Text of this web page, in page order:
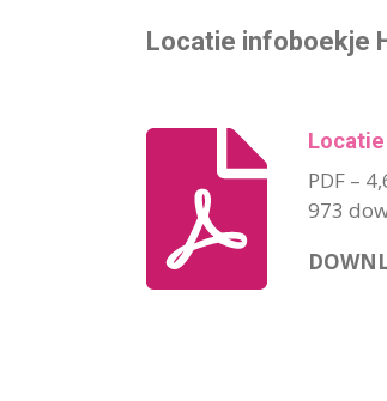
Locatie infoboekje
PDF –
973